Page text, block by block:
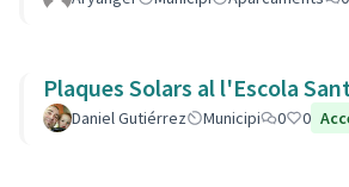
Plaques Solars al l'Escola
Daniel Gutiérrez Municipi 0 0